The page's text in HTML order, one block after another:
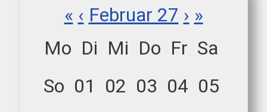
« ‹ Februar 27 › »
Mo Di Mi Do Fr Sa
So 01 02 03 04 05